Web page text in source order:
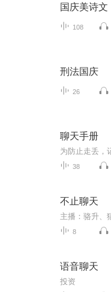
国庆美诗文
108
刑法国庆
26
聊天手册
38
不止聊天
8
语音聊天
投资